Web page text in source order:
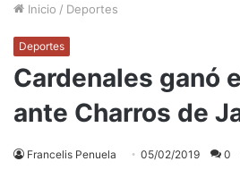
Inicio / Deportes
Deportes
Cardenales ganó
ante Charros de
Francelis Penuela 05/02/2019 0